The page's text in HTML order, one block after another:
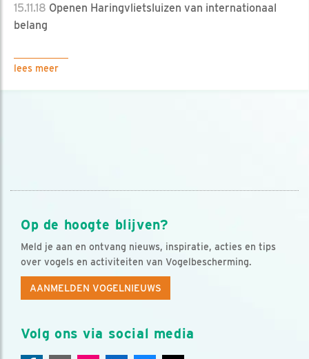
15.11.18 Openen Haringvlietsluizen van internationaal
belang
lees meer
Op de hoogte blijven?
Meld je aan en ontvang nieuws, inspiratie, acties en tips
over vogels en activiteiten van Vogelbescherming.
AANMELDEN VOGELNIEUWS
Volg ons via social media